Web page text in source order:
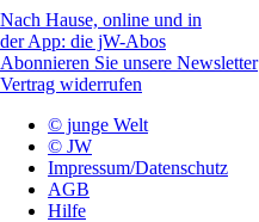
Nach Hause, online und in
der App: die jW-Abos
Abonnieren Sie unsere Newsletter
Vertrag widerrufen
© junge Welt
© JW
Impressum/Datenschutz
AGB
Hilfe